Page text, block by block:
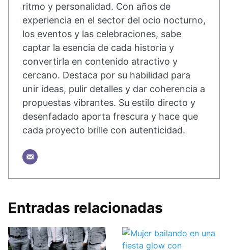
ritmo y personalidad. Con años de
experiencia en el sector del ocio nocturno,
los eventos y las celebraciones, sabe
captar la esencia de cada historia y
convertirla en contenido atractivo y
cercano. Destaca por su habilidad para
unir ideas, pulir detalles y dar coherencia a
propuestas vibrantes. Su estilo directo y
desenfadado aporta frescura y hace que
cada proyecto brille con autenticidad.
Entradas relacionadas